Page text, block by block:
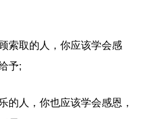
取的人，你应该学会感
予;
人，你也应该学会感恩，